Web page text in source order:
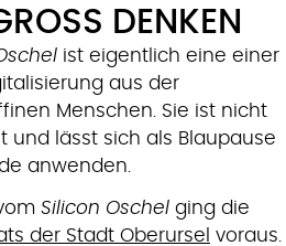
DENKEN
ist eigentlich eine einer
aus der
Menschen. Sie ist nicht
und lässt sich als Blaupause
anwenden.
Silicon Oschel ging die
der Stadt Oberursel voraus.